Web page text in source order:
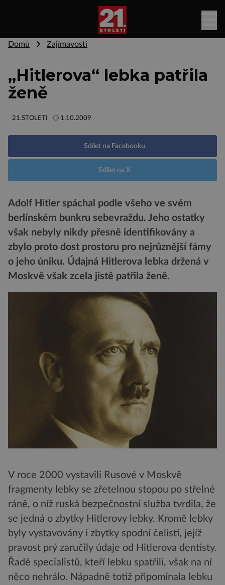
Domů Zajímavosti
„Hitlerova“ lebka patřila
ženě
21.STOLETI 1.10.2009
Sdílet na Facebooku
Sdílet na X
Adolf Hitler spáchal podle všeho ve svém
berlínském bunkru sebevraždu. Jeho ostatky
však nebyly nikdy přesně identifikovány a
zbylo proto dost prostoru pro nejrůznější fámy
o jeho úniku. Údajná Hitlerova lebka držená v
Moskvě však zcela jistě patřila ženě.
V roce 2000 vystavili Rusové v Moskvě
fragmenty lebky se zřetelnou stopou po střelné
ráně, o níž ruská bezpečnostní služba tvrdila, že
se jedná o zbytky Hitlerovy lebky. Kromě lebky
byly vystavovány i zbytky spodní čelisti, jejíž
pravost prý zaručily údaje od Hitlerova dentisty.
Řadě specialistů, kteří lebku spatřili, však na ní
něco nehrálo. Nápadně totiž připomínala lebku